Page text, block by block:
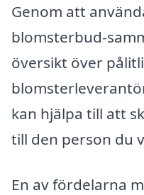
Genom att
blomsterbud-
översikt över
kan hjälpa till att
till den person du
En av fördelarna